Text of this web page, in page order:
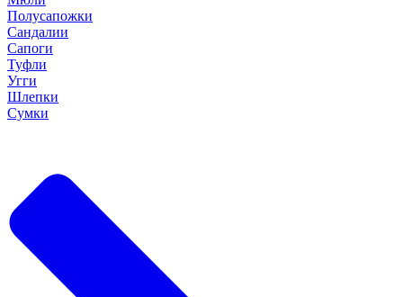
Полусапожки
Сандалии
Сапоги
Туфли
Угги
Шлепки
Сумки